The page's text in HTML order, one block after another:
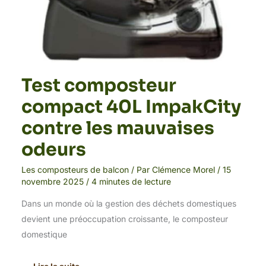
Test composteur
compact 40L ImpakCity
contre les mauvaises
odeurs
Les composteurs de balcon/ Par Clémence Morel / 15
novembre 2025 / 4 minutes de lecture
Dans un monde où la gestion des déchets domestiques
devient une préoccupation croissante, le composteur
domestique